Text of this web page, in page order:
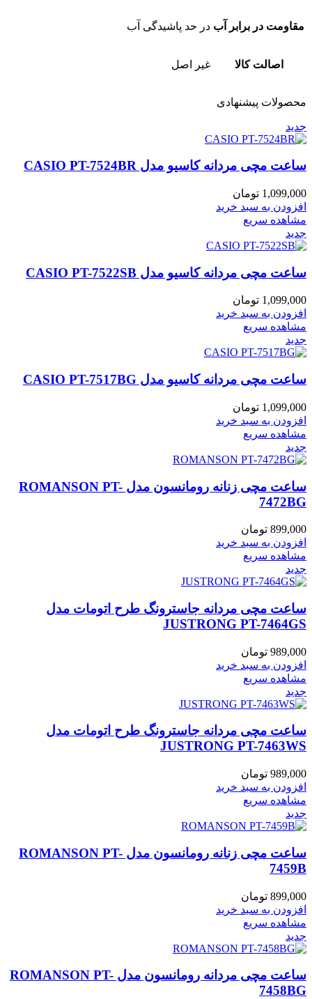
مقاومت در برابر آب در حد پاشیدگی آب
اصالت کالا غیر اصل
محصولات پیشنهادی
جدید
ساعت مچی مردانه کاسیو مدل CASIO PT-7524BR
1,099,000 تومان
افزودن به سبد خرید
مشاهده سریع
جدید
ساعت مچی مردانه کاسیو مدل CASIO PT-7522SB
1,099,000 تومان
افزودن به سبد خرید
مشاهده سریع
جدید
ساعت مچی مردانه کاسیو مدل CASIO PT-7517BG
1,099,000 تومان
افزودن به سبد خرید
مشاهده سریع
جدید
ساعت مچی زنانه رومانسون مدل ROMANSON PT-
7472BG
899,000 تومان
افزودن به سبد خرید
مشاهده سریع
جدید
ساعت مچی مردانه جاسترونگ طرح اتومات مدل
JUSTRONG PT-7464GS
989,000 تومان
افزودن به سبد خرید
مشاهده سریع
جدید
ساعت مچی مردانه جاسترونگ طرح اتومات مدل
JUSTRONG PT-7463WS
989,000 تومان
افزودن به سبد خرید
مشاهده سریع
جدید
ساعت مچی زنانه رومانسون مدل ROMANSON PT-
7459B
899,000 تومان
افزودن به سبد خرید
مشاهده سریع
جدید
ساعت مچی مردانه رومانسون مدل ROMANSON PT-
7458BG